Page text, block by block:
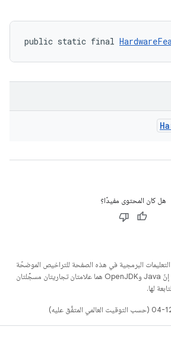
public static final
هل كان المحتوى مفيدًا؟
البرمجية في هذه الصفحة للتراخيص الموضحّة
. إنّ Java وOpenJDK هما علامتان تجاريتان مسجَّلتان